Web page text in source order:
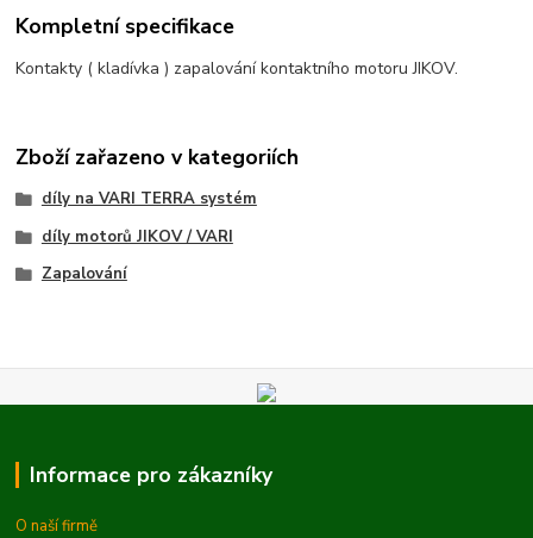
Kompletní specifikace
Kontakty ( kladívka ) zapalování kontaktního motoru JIKOV.
Zboží zařazeno v kategoriích
díly na VARI TERRA systém
díly motorů JIKOV / VARI
Zapalování
Informace pro zákazníky
O naší firmě